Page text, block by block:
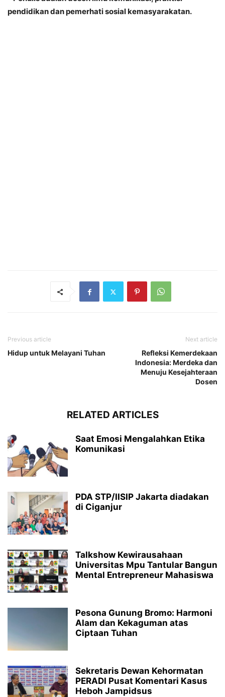
pendidikan dan pemerhati sosial kemasyarakatan.
Previous article
Hidup untuk Melayani Tuhan
Next article
Refleksi Kemerdekaan
Indonesia: Merdeka dan
Menuju Kesejahteraan
Dosen
RELATED ARTICLES
Saat Emosi Mengalahkan Etika
Komunikasi
PDA STP/IISIP Jakarta diadakan
di Ciganjur
Talkshow Kewirausahaan
Universitas Mpu Tantular Bangun
Mental Entrepreneur Mahasiswa
Pesona Gunung Bromo: Harmoni
Alam dan Kekaguman atas
Ciptaan Tuhan
Sekretaris Dewan Kehormatan
PERADI Pusat Komentari Kasus
Heboh Jampidsus